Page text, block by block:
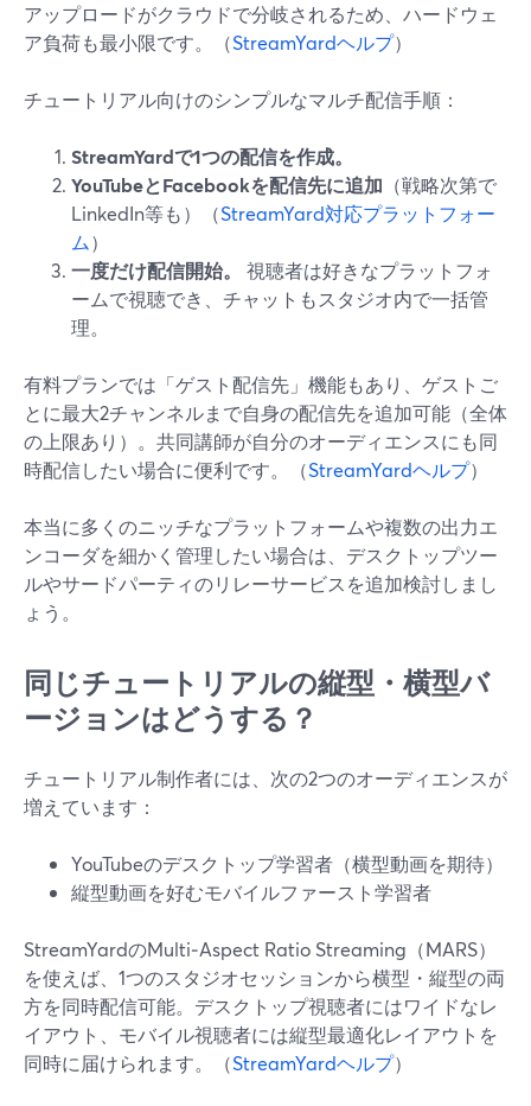
アップロードがクラウドで分岐されるため、ハードウェ
ア負荷も最小限です。（StreamYardヘルプ）
チュートリアル向けのシンプルなマルチ配信手順：
StreamYardで1つの配信を作成。
YouTubeとFacebookを配信先に追加 （戦略次第で
LinkedIn等も）（StreamYard対応プラットフォー
ム）
一度だけ配信開始。
視聴者は好きなプラットフォ
ームで視聴でき、チャットもスタジオ内で一括管
理。
有料プランでは「ゲスト配信先」機能もあり、ゲストご
とに最大2チャンネルまで自身の配信先を追加可能（全体
の上限あり）。共同講師が自分のオーディエンスにも同
時配信したい場合に便利です。（StreamYardヘルプ）
本当に多くのニッチなプラットフォームや複数の出力エ
ンコーダを細かく管理したい場合は、デスクトップツー
ルやサードパーティのリレーサービスを追加検討しまし
ょう。
同じチュートリアルの縦型・横型バ
ージョンはどうする？
チュートリアル制作者には、次の2つのオーディエンスが
増えています：
YouTubeのデスクトップ学習者（横型動画を期待）
縦型動画を好むモバイルファースト学習者
StreamYardのMulti‑Aspect Ratio Streaming（MARS）
を使えば、1つのスタジオセッションから横型・縦型の両
方を同時配信可能。デスクトップ視聴者にはワイドなレ
イアウト、モバイル視聴者には縦型最適化レイアウトを
同時に届けられます。（StreamYardヘルプ）